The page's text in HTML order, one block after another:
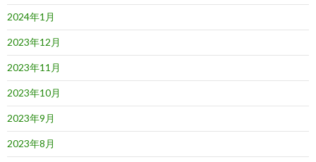
2024年1月
2023年12月
2023年11月
2023年10月
2023年9月
2023年8月